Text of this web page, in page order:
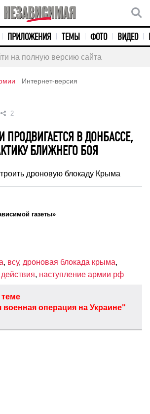
ПРИЛОЖЕНИЯ ТЕМЫ ФОТО ВИДЕО
на полную версию сайта
Интернет-версия
2
ПРОДВИГАЕТСЯ В ДОНБАССЕ,
БЛИЖНЕГО БОЯ
дроновую блокаду Крыма
газеты»
, всу, дроновая блокада крыма,
, наступление армии рф
теме
операция на Украине"